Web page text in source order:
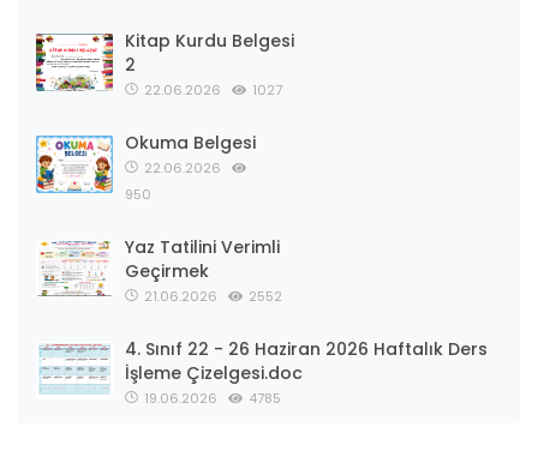
Kitap Kurdu Belgesi
2
22.06.2026 1027
Okuma Belgesi
22.06.2026
950
Yaz Tatilini Verimli
Geçirmek
21.06.2026 2552
4. Sınıf 22 - 26 Haziran 2026 Haftalık Ders
İşleme Çizelgesi.doc
19.06.2026 4785